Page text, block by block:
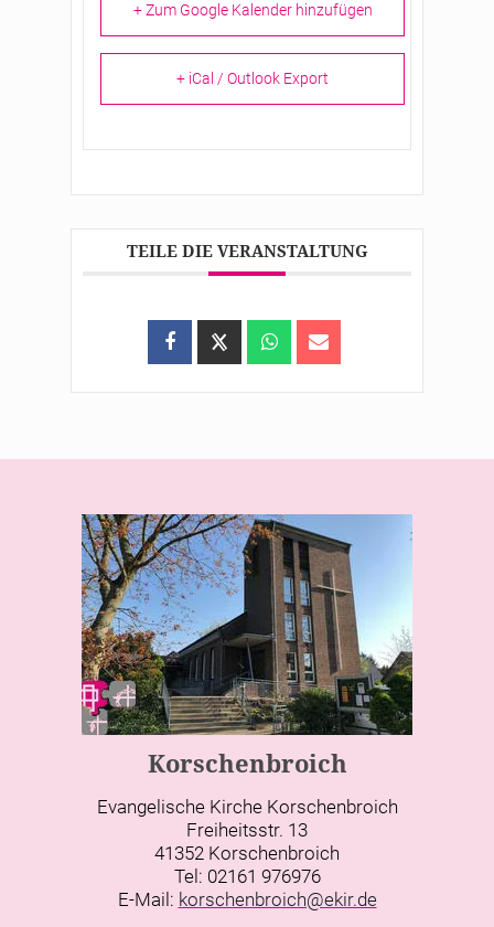
+ Zum Google Kalender hinzufügen
+ iCal / Outlook Export
TEILE DIE VERANSTALTUNG
Korschenbroich
Evangelische Kirche Korschenbroich
Freiheitsstr. 13
41352 Korschenbroich
Tel: 02161 976976
E-Mail: korschenbroich@ekir.de